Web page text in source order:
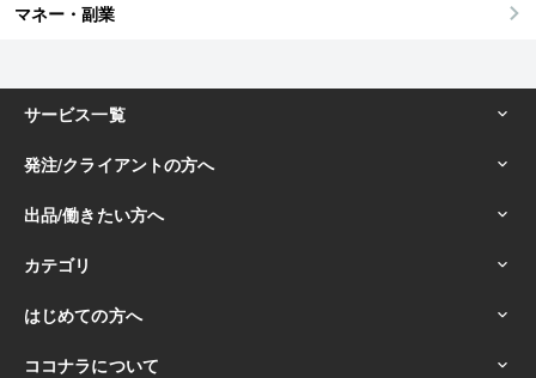
マネー・副業